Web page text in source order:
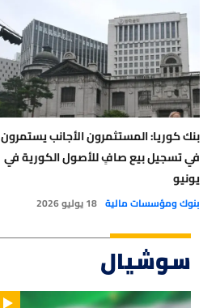
بنك كوريا: المستثمرون الأجانب يستمرون
في تسجيل بيع صافٍ للأصول الكورية في
يونيو
بنوك ومؤسسات مالية 18 يوليو 2026
سوشيال